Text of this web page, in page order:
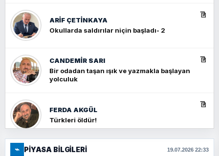
ARIF ÇETİNKAYA
Okullarda saldırılar niçin başladı- 2
CANDEMIR SARI
Bir odadan taşan ışık ve yazmakla başlayan
yolculuk
FERDA AKGÜL
Türkleri öldür!
FERHAT BÜYÜKKALKAN
⌁ PIYASA BILGILERI 19.07.2026 22:33